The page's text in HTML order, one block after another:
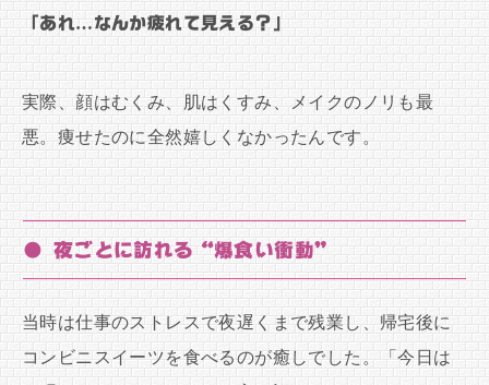
「あれ…なんか疲れて見える？」
実際、顔はむくみ、肌はくすみ、メイクのノリも最
悪。痩せたのに全然嬉しくなかったんです。
● 夜ごとに訪れる“爆食い衝動”
当時は仕事のストレスで夜遅くまで残業し、帰宅後に
コンビニスイーツを食べるのが癒しでした。「今日は